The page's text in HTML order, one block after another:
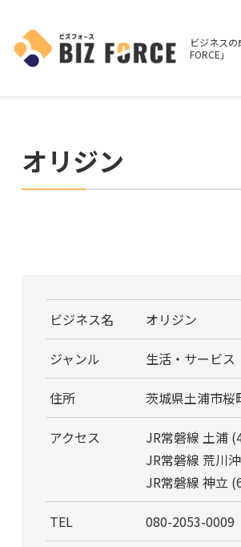
ビジネス
FORCE」
オリジン
ビジネス名 オリジン
ジャンル 生活・サービス
住所 茨城県土浦市桜
アクセス
JR常磐線 土浦
JR常磐線 荒川
JR常磐線 神立
TEL 080-2053-0009